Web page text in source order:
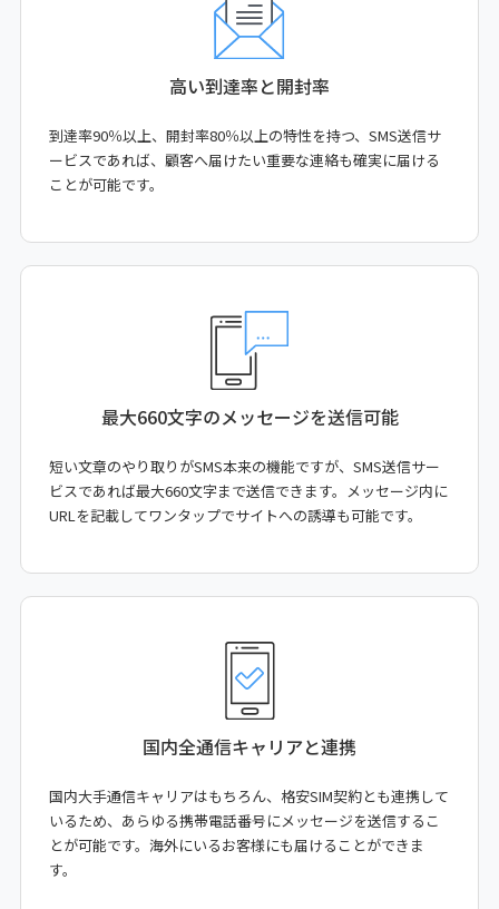
高い到達率と開封率
到達率90％以上、開封率80％以上の特性を持つ、SMS送信サ
ービスであれば、顧客へ届けたい重要な連絡も確実に届ける
ことが可能です。
最大660文字のメッセージを送信可能
短い文章のやり取りがSMS本来の機能ですが、SMS送信サー
ビスであれば最大660文字まで送信できます。メッセージ内に
URLを記載してワンタップでサイトへの誘導も可能です。
国内全通信キャリアと連携
国内大手通信キャリアはもちろん、格安SIM契約とも連携して
いるため、あらゆる携帯電話番号にメッセージを送信するこ
とが可能です。海外にいるお客様にも届けることができま
す。